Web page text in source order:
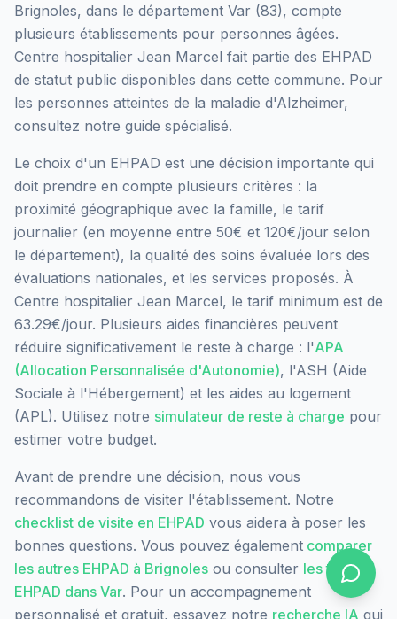
Brignoles, dans le département Var (83), compte
plusieurs établissements pour personnes âgées.
Centre hospitalier Jean Marcel fait partie des EHPAD
de statut public disponibles dans cette commune. Pour
les personnes atteintes de la maladie d'Alzheimer,
consultez notre guide spécialisé.
Le choix d'un EHPAD est une décision importante qui
doit prendre en compte plusieurs critères : la
proximité géographique avec la famille, le tarif
journalier (en moyenne entre 50€ et 120€/jour selon
le département), la qualité des soins évaluée lors des
évaluations nationales, et les services proposés. À
Centre hospitalier Jean Marcel, le tarif minimum est de
63.29€/jour. Plusieurs aides financières peuvent
réduire significativement le reste à charge : l'APA
(Allocation Personnalisée d'Autonomie), l'ASH (Aide
Sociale à l'Hébergement) et les aides au logement
(APL). Utilisez notre simulateur de reste à charge pour
estimer votre budget.
Avant de prendre une décision, nous vous
recommandons de visiter l'établissement. Notre
checklist de visite en EHPAD vous aidera à poser les
bonnes questions. Vous pouvez également comparer
les autres EHPAD à Brignoles ou consulter les tarifs
EHPAD dans Var. Pour un accompagnement
personnalisé et gratuit, essayez notre recherche IA qui